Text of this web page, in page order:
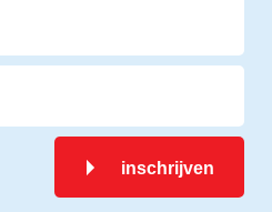
inschrijven